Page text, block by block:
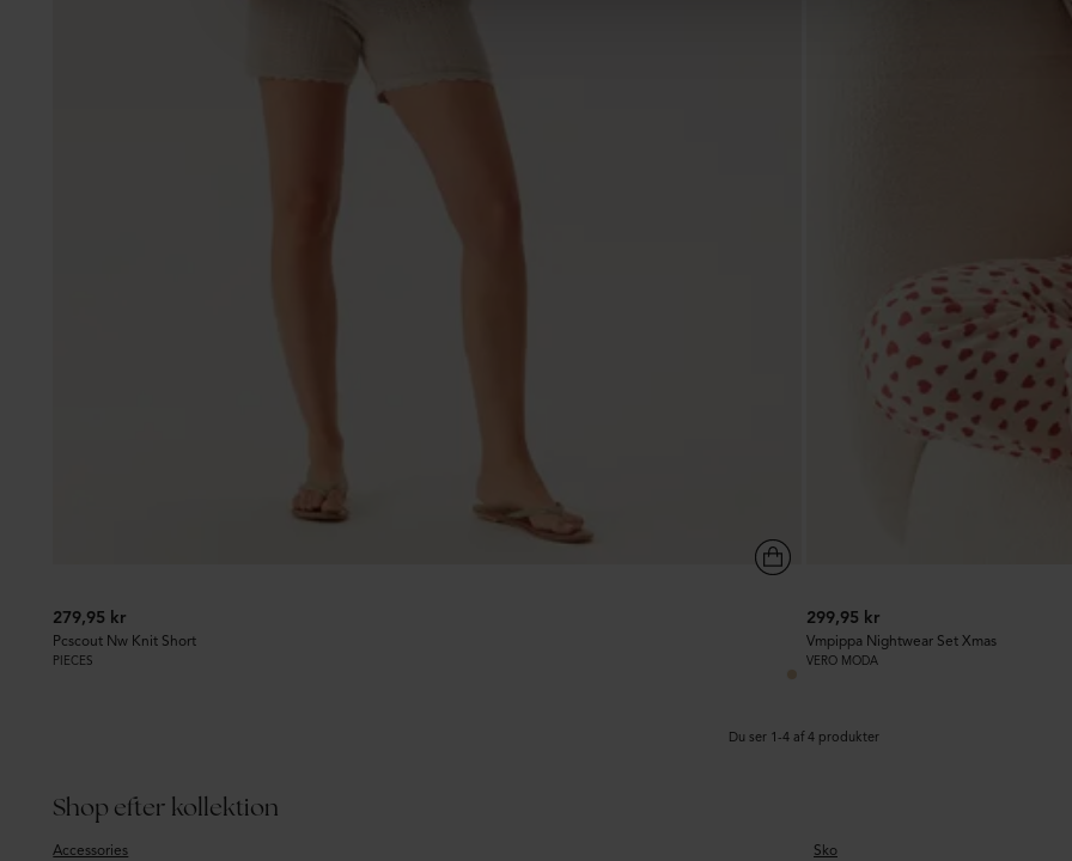
279,95 kr
Pcscout Nw Knit Short
PIECES
299,95 kr
Vmpippa Nightwear Set Xmas
VERO MODA
Du ser 1-4 af 4 produkter
Shop efter kollektion
Accessories
Sko